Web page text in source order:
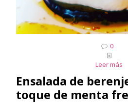
0
Leer más
Ensalada de
toque de menta